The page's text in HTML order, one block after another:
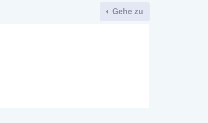
Gehe zu